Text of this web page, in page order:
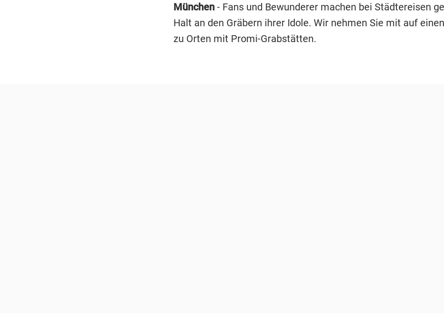
München- Fans und Bewunderer machen bei Städtereisen
Halt an den Gräbern ihrer Idole. Wir nehmen Sie mit auf
zu Orten mit Promi-Grabstätten.